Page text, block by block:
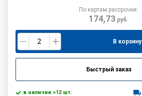
По картам рассрочки:
174,73руб.
В корзину
Быстрый заказ
в наличии >12 шт.